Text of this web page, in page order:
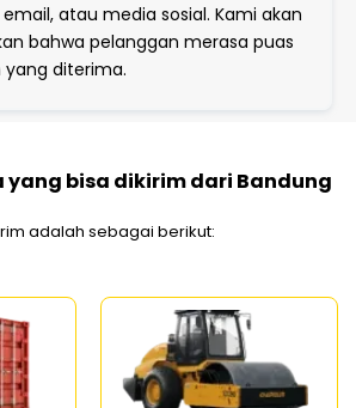
atau media sosial. Kami akan
bahwa pelanggan merasa puas
diterima.
yang bisa dikirim dari Bandung
adalah sebagai berikut: